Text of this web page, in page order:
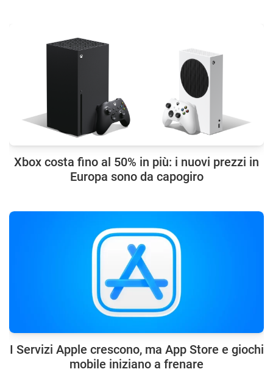
Xbox costa fino al 50% in più: i nuovi prezzi in
Europa sono da capogiro
I Servizi Apple crescono, ma App Store e giochi
mobile iniziano a frenare